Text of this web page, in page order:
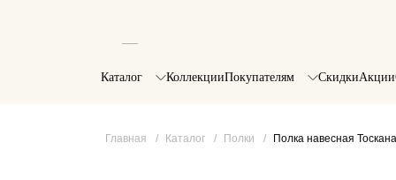
Каталог КоллекцииПокупателям СкидкиАкции
Главная / Каталог / Полки / Полка навесная